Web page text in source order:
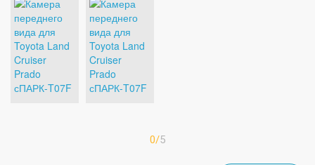
0/5